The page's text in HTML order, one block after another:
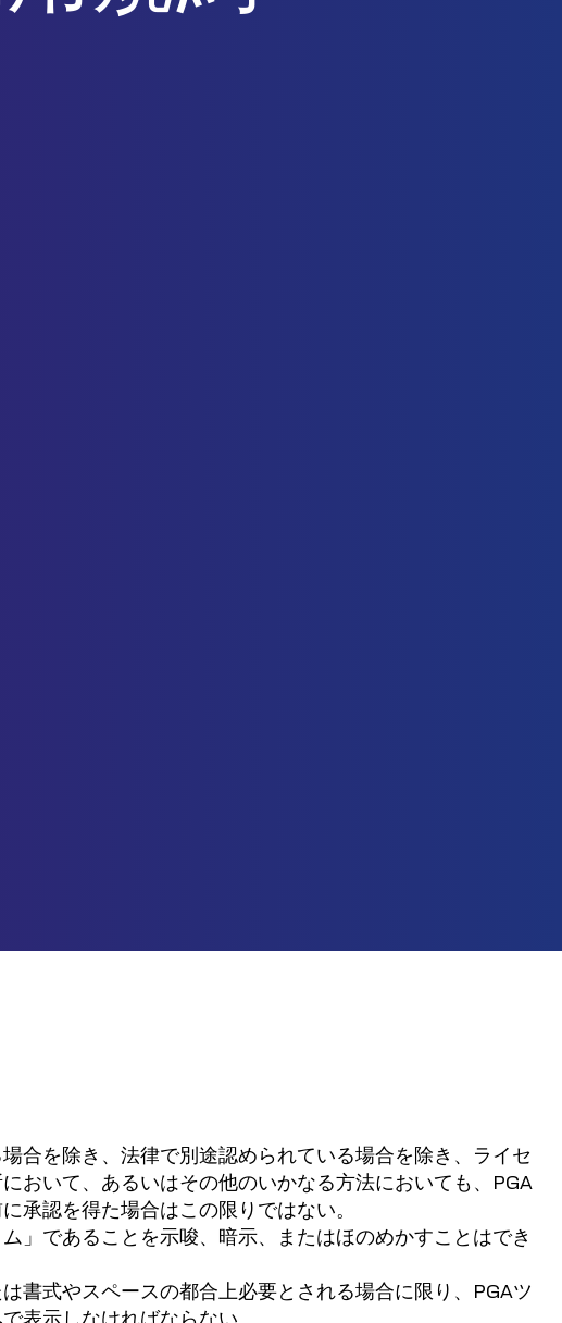
合を除き、法律で別途認められている場合を除き、ライセ
おいて、あるいはその他のいかなる方法においても、PGA
承認を得た場合はこの限りではない。
」であることを示唆、暗示、またはほのめかすことはでき
書式やスペースの都合上必要とされる場合に限り、PGAツ
表示しなければならない。